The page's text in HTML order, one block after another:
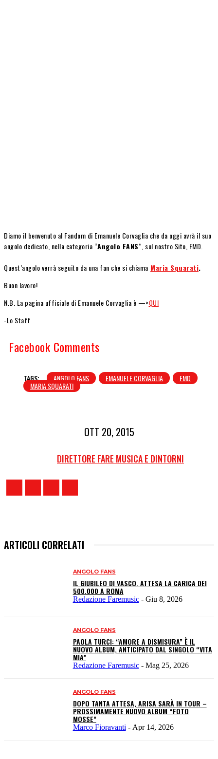
Diamo il benvenuto al Fandom di Emanuele Corvaglia che da oggi avrà il suo
angolo dedicato, nella categoria “Angolo FANS“, sul nostro Sito, FMD.
Quest’angolo verrà seguito da una fan che si chiama Maria Squarati.
Buon lavoro!
N.B. La pagina ufficiale di Emanuele Corvaglia è —>QUI
-Lo Staff
Facebook Comments
TAGS: ANGOLO FANS EMANUELE CORVAGLIA FMD
MARIA SQUARATI
OTT 20, 2015
DIRETTORE FARE MUSICA E DINTORNI
ARTICOLI CORRELATI
ANGOLO FANS
IL GIUBILEO DI VASCO. ATTESA LA CARICA DEI
500.000 A ROMA
Redazione Faremusic - Giu 8, 2026
ANGOLO FANS
PAOLA TURCI: “AMORE A DISMISURA” È IL
NUOVO ALBUM, ANTICIPATO DAL SINGOLO “VITA
MIA”
Redazione Faremusic - Mag 25, 2026
ANGOLO FANS
DOPO TANTA ATTESA, ARISA SARÀ IN TOUR –
PROSSIMAMENTE NUOVO ALBUM “FOTO
MOSSE”
Marco Fioravanti - Apr 14, 2026